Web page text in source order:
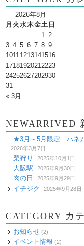
2026年8月
月 火水木金土 日
1
2
3 4 5 6 7 8 9
1011 1213141516
1718192021 2223
24252627282930
31
« 3月
NEWARRIVED
★3月～5月限定 ハネ
2026年3月7日
梨狩り 2025年10月1日
大阪駅 2025年9月30日
肉の日 2025年9月29日
イチジク 2025年9月28日
CATEGORY カ
お知らせ (2)
イベント情報 (2)